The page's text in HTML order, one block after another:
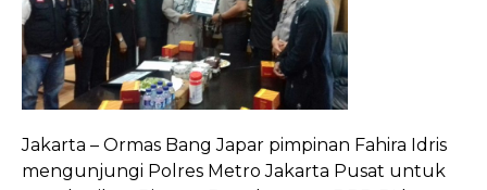
Jakarta – Ormas Bang Japar pimpinan Fahira Idris
mengunjungi Polres Metro Jakarta Pusat untuk